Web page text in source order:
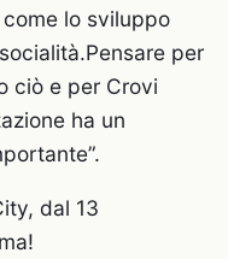
lo sviluppo
per
ciò e per Crovi
ha un
dal 13